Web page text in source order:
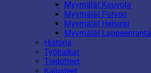
Myymälät Kouvola
Myymälät Porvoo
Myymälät Helsinki
Myymälät Lappeenranta
Historia
Työpaikat
Tiedotteet
Kalusteet